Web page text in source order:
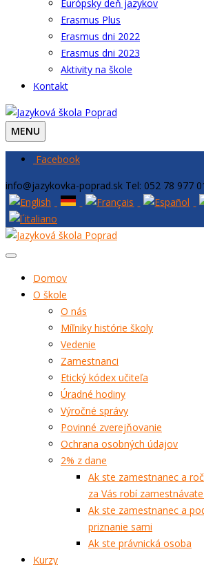
Európsky deň jazykov
Erasmus Plus
Erasmus dni 2022
Erasmus dni 2023
Aktivity na škole
Kontakt
MENU
Facebook
info@jazykovka-poprad.sk Tel: 052 78 977
Domov
O škole
O nás
Míľniky histórie školy
Vedenie
Zamestnanci
Etický kódex učiteľa
Úradné hodiny
Výročné správy
Povinné zverejňovanie
Ochrana osobných údajov
2% z dane
Ak ste zamestnanec a
za Vás robí
Ak ste zamestnanec a
priznanie sami
Ak ste právnická osoba
Kurzy